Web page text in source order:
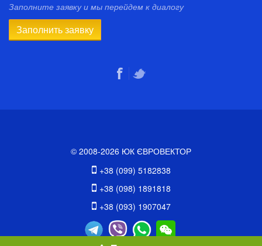
Заполните заявку и мы перейдем к диалогу
Заполнить заявку
© 2008-2026 ЮК ЄВРОВЕКТОР
+38 (099) 5182838
+38 (098) 1891818
+38 (093) 1907047